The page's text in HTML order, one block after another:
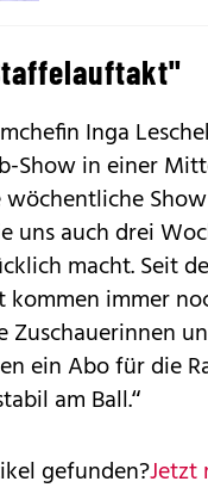
Inga
Show in einer
uns auch drei
macht. Seit
kommen immer
Zuschauerinnen
ein Abo für die
am Ball.“
gefunden?Jetzt